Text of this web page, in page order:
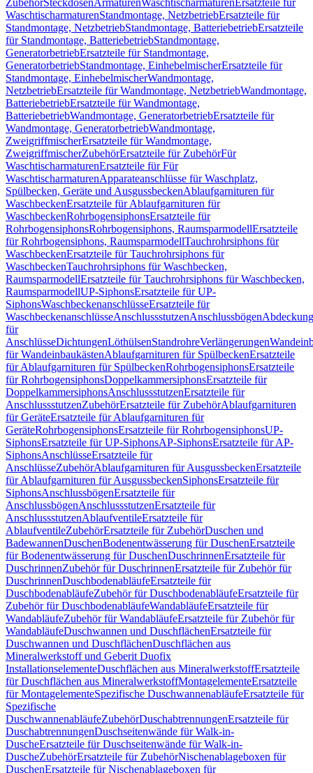
ZubehörSteckdosenArmaturenWaschtischarmaturen Ersatzteile für
WaschtischarmaturenStandmontage, NetzbetriebErsatzteile für
Standmontage, NetzbetriebStandmontage, BatteriebetriebErsatzteile
für Standmontage, BatteriebetriebStandmontage,
GeneratorbetriebErsatzteile für Standmontage,
GeneratorbetriebStandmontage, EinhebelmischerErsatzteile für
Standmontage, EinhebelmischerWandmontage,
NetzbetriebErsatzteile für Wandmontage, NetzbetriebWandmontage,
BatteriebetriebErsatzteile für Wandmontage,
BatteriebetriebWandmontage, GeneratorbetriebErsatzteile für
Wandmontage, GeneratorbetriebWandmontage,
ZweigriffmischerErsatzteile für Wandmontage,
ZweigriffmischerZubehörErsatzteile für ZubehörFür
WaschtischarmaturenErsatzteile für Für
WaschtischarmaturenApparateanschlüsse für Waschplatz,
Spülbecken, Geräte und AusgussbeckenAblaufgarnituren für
WaschbeckenErsatzteile für Ablaufgarnituren für
WaschbeckenRohrbogensiphonsErsatzteile für
RohrbogensiphonsRohrbogensiphons, RaumsparmodellErsatzteile
für Rohrbogensiphons, RaumsparmodellTauchrohrsiphons für
WaschbeckenErsatzteile für Tauchrohrsiphons für
WaschbeckenTauchrohrsiphons für Waschbecken,
RaumsparmodellErsatzteile für Tauchrohrsiphons für Waschbecken,
RaumsparmodellUP-SiphonsErsatzteile für UP-
SiphonsWaschbeckenanschlüsseErsatzteile für
WaschbeckenanschlüsseAnschlussstutzenAnschlussbögen
für
AnschlüsseDichtungenLöthülsenStandrohreVerlängerungen
für WandeinbaukästenAblaufgarnituren für SpülbeckenErsatzteile
für Ablaufgarnituren für SpülbeckenRohrbogensiphonsErsatzteile
für RohrbogensiphonsDoppelkammersiphonsErsatzteile für
DoppelkammersiphonsAnschlussstutzenErsatzteile für
AnschlussstutzenZubehörErsatzteile für ZubehörAblaufgarnituren
für GeräteErsatzteile für Ablaufgarnituren für
GeräteRohrbogensiphonsErsatzteile für RohrbogensiphonsUP-
SiphonsErsatzteile für UP-SiphonsAP-SiphonsErsatzteile für AP-
SiphonsAnschlüsseErsatzteile für
AnschlüsseZubehörAblaufgarnituren für AusgussbeckenErsatzteile
für Ablaufgarnituren für AusgussbeckenSiphonsErsatzteile für
SiphonsAnschlussbögenErsatzteile für
AnschlussbögenAnschlussstutzenErsatzteile für
AnschlussstutzenAblaufventileErsatzteile für
AblaufventileZubehörErsatzteile für ZubehörDuschen und
BadewannenDuschenBodenentwässerung für DuschenErsatzteile
für Bodenentwässerung für DuschenDuschrinnenErsatzteile für
DuschrinnenZubehör für DuschrinnenErsatzteile für Zubehör für
DuschrinnenDuschbodenabläufeErsatzteile für
DuschbodenabläufeZubehör für DuschbodenabläufeErsatzteile für
Zubehör für DuschbodenabläufeWandabläufeErsatzteile für
WandabläufeZubehör für WandabläufeErsatzteile für Zubehör für
WandabläufeDuschwannen und DuschflächenErsatzteile für
Duschwannen und DuschflächenDuschflächen aus
Mineralwerkstoff und Geberit Duofix
InstallationselementeDuschflächen aus MineralwerkstoffErsatzteile
für Duschflächen aus MineralwerkstoffMontagelementeErsatzteile
für MontagelementeSpezifische DuschwannenabläufeErsatzteile für
Spezifische
DuschwannenabläufeZubehörDuschabtrennungenErsatzteile für
DuschabtrennungenDuschseitenwände für Walk-in-
DuscheErsatzteile für Duschseitenwände für Walk-in-
DuscheZubehörErsatzteile für ZubehörNischenablageboxen für
DuschenErsatzteile für Nischenablageboxen für